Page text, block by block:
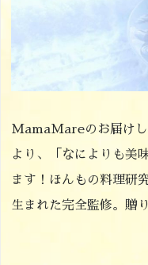
MamaMareのお届けし
より、「なによりも美
ます！ほんもの料理研
生まれた完全監修。贈